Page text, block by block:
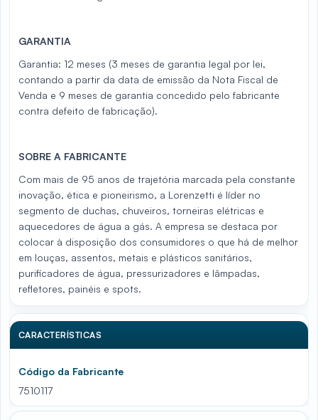
GARANTIA
Garantia: 12 meses (3 meses de garantia legal por lei,
contando a partir da data de emissão da Nota Fiscal de
Venda e 9 meses de garantia concedido pelo fabricante
contra defeito de fabricação).
SOBRE A FABRICANTE
Com mais de 95 anos de trajetória marcada pela constante
inovação, ética e pioneirismo, a Lorenzetti é líder no
segmento de duchas, chuveiros, torneiras elétricas e
aquecedores de água a gás. A empresa se destaca por
colocar à disposição dos consumidores o que há de melhor
em louças, assentos, metais e plásticos sanitários,
purificadores de água, pressurizadores e lâmpadas,
refletores, painéis e spots.
CARACTERÍSTICAS
Código da Fabricante
7510117